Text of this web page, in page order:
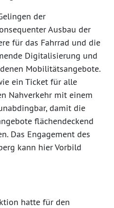
der
Ausbau der
für das Fahrrad und die
Digitalisierung und
Mobilitätsangebote.
ein Ticket für alle
Nahverkehr mit einem
damit die
flächendeckend
Das Engagement des
kann hier Vorbild
hatte für den